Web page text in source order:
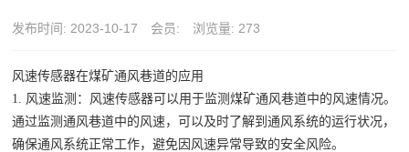
发布时间: 2023-10-17 会员: 浏览量: 273
风速传感器在煤矿通风巷道的应用
1. 风速监测：风速传感器可以用于监测煤矿通风巷道中的风速情况。
通过监测通风巷道中的风速，可以及时了解到通风系统的运行状况，
确保通风系统正常工作，避免因风速异常导致的安全风险。